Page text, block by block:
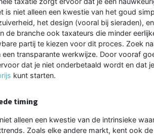
is niet alleen een kwestie van het goud
het design (vooral bij sieraden),
de branche ook taxateurs die minder
partij te kiezen voor dit proces. Zoek
een transparante werkwijze. Door vooraf
dat je niet onderbetaald wordt en dat
kunt starten.
timing
alleen een kwestie van de intrinsieke
Zoals elke andere markt, kent ook